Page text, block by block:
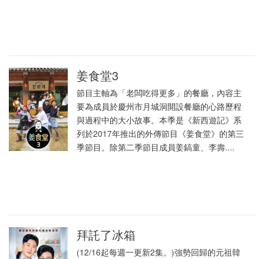
姜食堂3
節目主軸為「老闆吃得更多」的餐廳，內容主
要為成員於慶州市月城洞開設餐廳的心路歷程
與過程中的大小故事。本季是《新西遊記》系
列於2017年推出的外傳節目《姜食堂》的第三
季節目。除第二季節目成員姜鎬童、李壽....
拜託了冰箱
(12/16起每週一更新2集。)強勢回歸的元祖韓